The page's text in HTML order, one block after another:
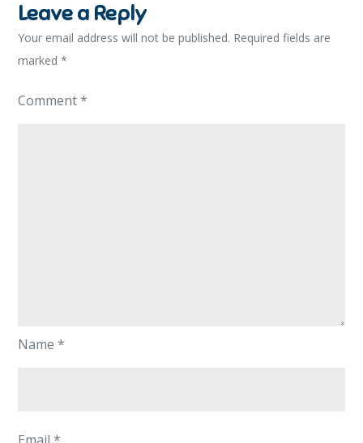
Leave a Reply
Your email address will not be published. Required fields are
marked*
Comment*
Name*